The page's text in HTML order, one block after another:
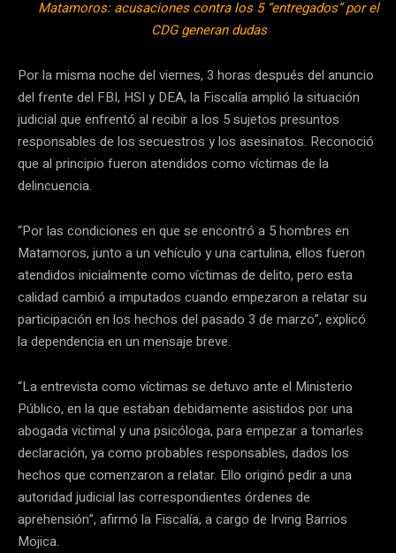
Matamoros: acusaciones contra los 5 “entregados” por el
CDG generan dudas
Por la misma noche del viernes, 3 horas después del anuncio
del frente del FBI, HSI y DEA, la Fiscalía amplió la situación
judicial que enfrentó al recibir a los 5 sujetos presuntos
responsables de los secuestros y los asesinatos. Reconoció
que al principio fueron atendidos como víctimas de la
delincuencia.
“Por las condiciones en que se encontró a 5 hombres en
Matamoros, junto a un vehículo y una cartulina, ellos fueron
atendidos inicialmente como víctimas de delito, pero esta
calidad cambió a imputados cuando empezaron a relatar su
participación en los hechos del pasado 3 de marzo”, explicó
la dependencia en un mensaje breve.
“La entrevista como víctimas se detuvo ante el Ministerio
Público, en la que estaban debidamente asistidos por una
abogada victimal y una psicóloga, para empezar a tomarles
declaración, ya como probables responsables, dados los
hechos que comenzaron a relatar. Ello originó pedir a una
autoridad judicial las correspondientes órdenes de
aprehensión”, afirmó la Fiscalía, a cargo de Irving Barrios
Mojica.